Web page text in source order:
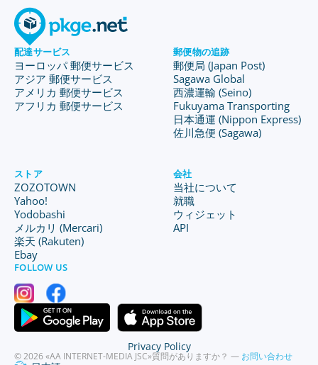
配達サービス
ヨーロッパ 郵便サービス
アジア 郵便サービス
アメリカ 郵便サービス
アフリカ 郵便サービス
郵便物の追跡
郵便局 (Japan Post)
Sagawa Global
西濃運輸 (Seino)
Fukuyama Transporting
日本通運 (Nippon Express)
佐川急便 (Sagawa)
ストア
ZOZOTOWN
Yahoo!
Yodobashi
メルカリ (Mercari)
楽天 (Rakuten)
Ebay
会社
当社について
就職
ウィジェット
API
FOLLOW US
© 2026 «AA INTERNET-MEDIA JSC»質問がありますか？ — お問い合わせ
Privacy Policy